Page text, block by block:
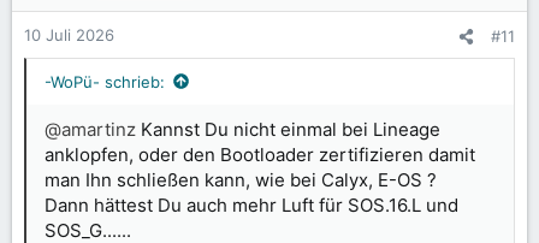
10 Juli 2026 #11
-WoPü- schrieb:
@amartinz Kannst Du nicht einmal bei Lineage
anklopfen, oder den Bootloader zertifizieren damit
man Ihn schließen kann, wie bei Calyx, E-OS ?
Dann hättest Du auch mehr Luft für SOS.16.L und
SOS_G......